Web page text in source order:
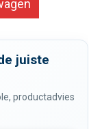
juiste
productadvies